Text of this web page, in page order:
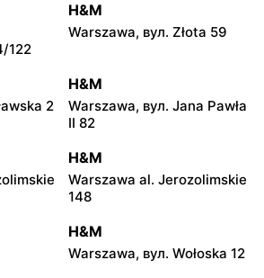
122
H&M
Warszawa, вул. Złota 59
2
H&M
Warszawa, вул. Jana Pawła
II 82
H&M
Warszawa al. Jerozolimskie
148
H&M
Warszawa, вул. Wołoska 12